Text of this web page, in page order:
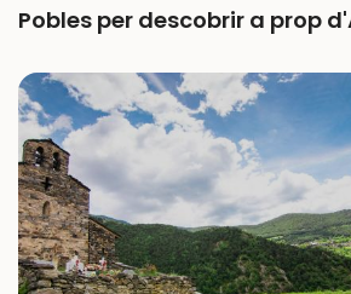
Pobles per descobrir a prop